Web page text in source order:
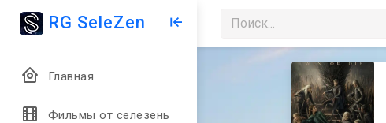
RG SeleZen
Главная
Фильмы от селезень